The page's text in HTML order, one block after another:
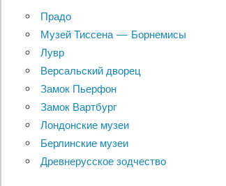
Прадо
Музей Тиссена — Борнемисы
Лувр
Версальский дворец
Замок Пьерфон
Замок Вартбург
Лондонские музеи
Берлинские музеи
Древнерусское зодчество